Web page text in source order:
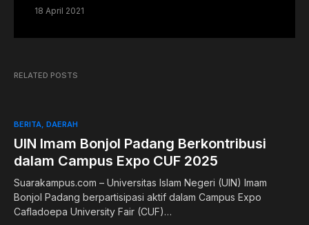
18 April 2021
RELATED POSTS
BERITA DAERAH
UIN Imam Bonjol Padang Berkontribusi
dalam Campus Expo CUF 2025
Suarakampus.com – Universitas Islam Negeri (UIN) Imam
Bonjol Padang berpartisipasi aktif dalam Campus Expo
Cafladoepa University Fair (CUF)…